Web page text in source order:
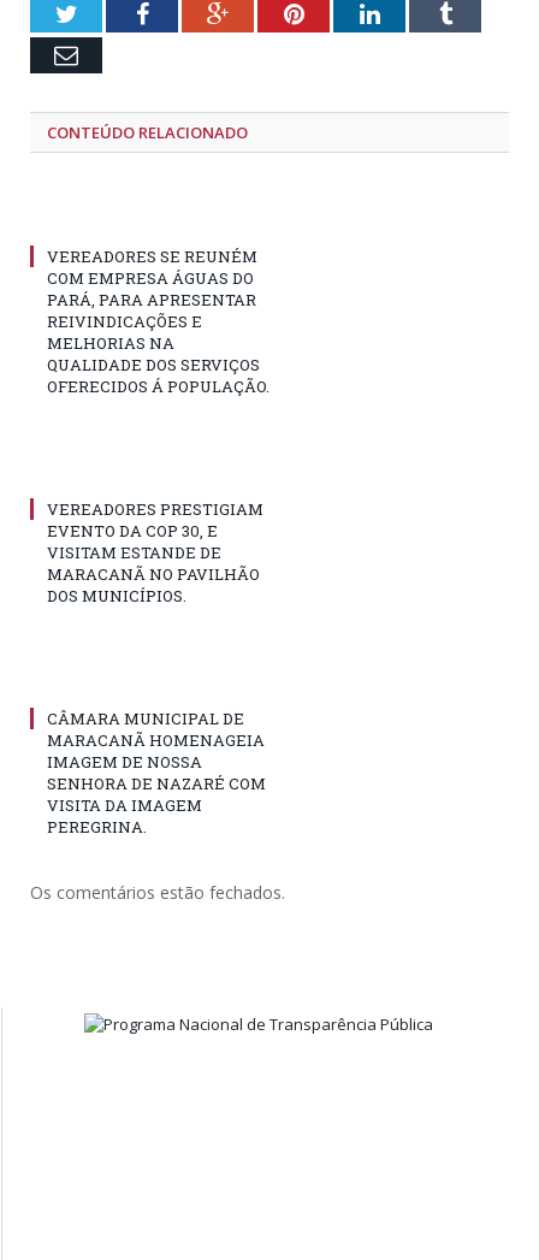
TwitterFacebookGoogle+PinterestLinkedInTumblr
Email
CONTEÚDO RELACIONADO
VEREADORES SE REUNÉM
COM EMPRESA ÁGUAS DO
PARÁ, PARA APRESENTAR
REIVINDICAÇÕES E
MELHORIAS NA
QUALIDADE DOS SERVIÇOS
OFERECIDOS Á POPULAÇÃO.
VEREADORES PRESTIGIAM
EVENTO DA COP 30, E
VISITAM ESTANDE DE
MARACANÃ NO PAVILHÃO
DOS MUNICÍPIOS.
CÂMARA MUNICIPAL DE
MARACANÃ HOMENAGEIA
IMAGEM DE NOSSA
SENHORA DE NAZARÉ COM
VISITA DA IMAGEM
PEREGRINA.
Os comentários estão fechados.